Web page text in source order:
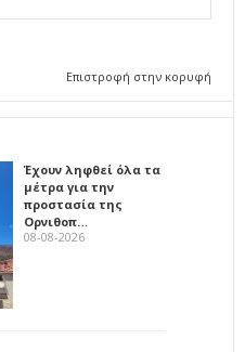
Επιστροφή στην κορυφή
Έχουν ληφθεί όλα τα
μέτρα για την
προστασία της
Ορνιθοπ…
08-08-2026